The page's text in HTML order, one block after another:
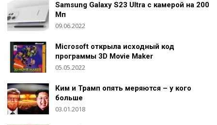
Samsung Galaxy S23 Ultra с камерой на 200
Мп
09.06.2022
Microsoft открыла исходный код
программы 3D Movie Maker
05.05.2022
Ким и Трамп опять меряются – у кого
больше
03.01.2018